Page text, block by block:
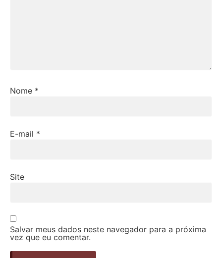
Nome *
E-mail *
Site
Salvar meus dados neste navegador para a próxima
vez que eu comentar.